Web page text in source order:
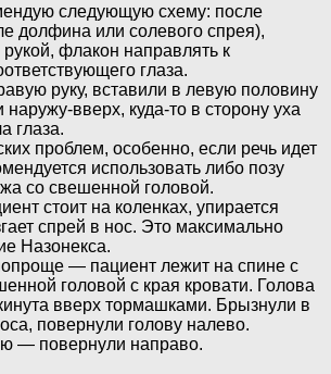
следующую схему: после
долфина или солевого спрея),
флакон направлять к
глаза.
руку, вставили в левую половину
наружу-вверх, куда-то в сторону уха
глаза.
проблем, особенно, если речь идет
использовать либо позу
со свешенной головой.
стоит на коленках, упирается
спрей в нос. Это максимально
Назонекса.
— пациент лежит на спине с
головой с края кровати. Голова
вверх тормашками. Брызнули в
повернули голову налево.
— повернули направо.